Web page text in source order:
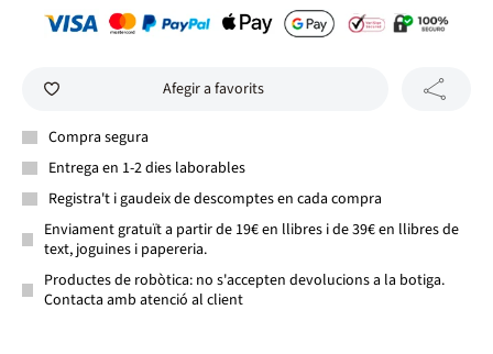
Afegir a favorits
Compra segura
Entrega en 1-2 dies laborables
Registra't i gaudeix de descomptes en cada compra
Enviament gratuït a partir de 19€ en llibres i de 39€ en llibres de
text, joguines i papereria.
Productes de robòtica: no s'accepten devolucions a la botiga.
Contacta amb atenció al client